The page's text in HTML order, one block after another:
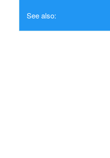
See also: